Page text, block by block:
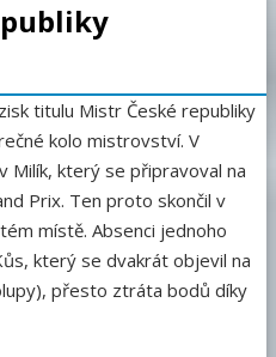
titulu Mistr České republiky
kolo mistrovství. V
Milík, který se připravoval na
Prix. Ten proto skončil v
místě. Absenci jednoho
který se dvakrát objevil na
přesto ztráta bodů díky